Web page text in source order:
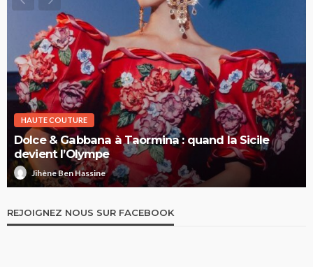
HAUTE COUTURE
Dolce & Gabbana à Taormina : quand la Sicile
devient l’Olympe
Jihène Ben Hassine
REJOIGNEZ NOUS SUR FACEBOOK